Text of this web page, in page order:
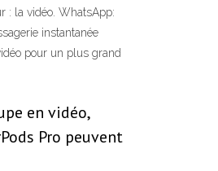
: la vidéo. WhatsApp:
instantanée
pour un plus grand
en vidéo,
Pro peuvent